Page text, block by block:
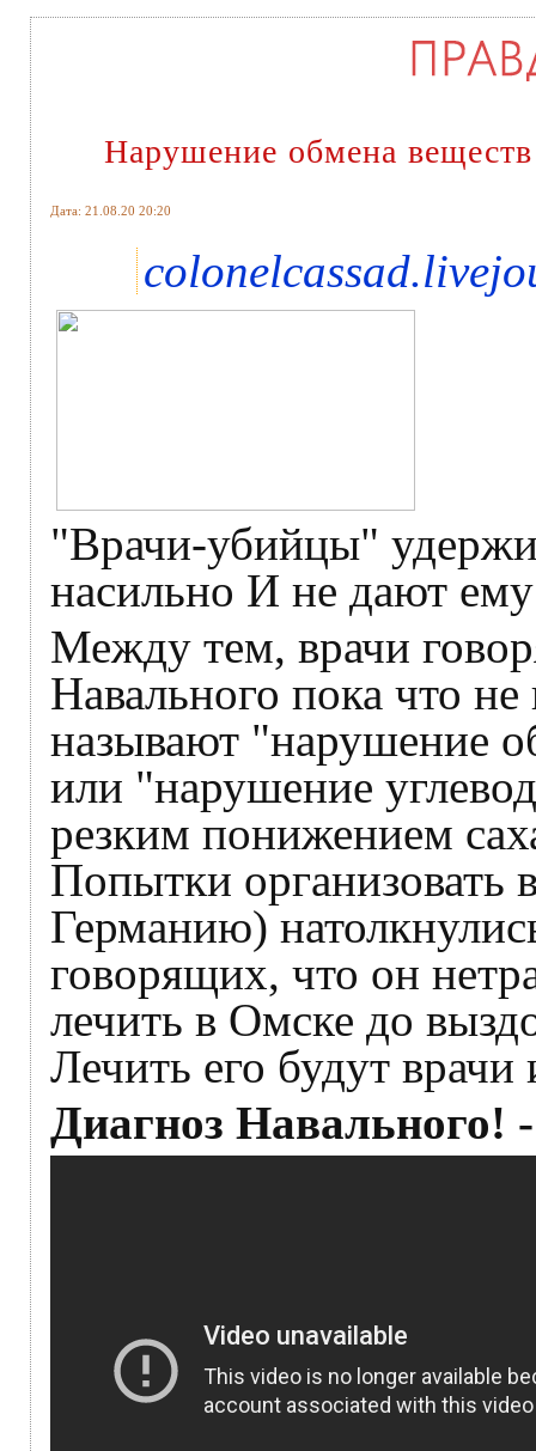
Нарушение обмена
Дата: 21.08.20 20:20
"Врачи-убийцы"
насильно И не дают
Между тем, врачи
Навального пока что
называют "нарушение
или "нарушение
резким понижением
Попытки организовать
Германию)
говорящих, что он
лечить в Омске до
Лечить его будут
Диагноз Навального!